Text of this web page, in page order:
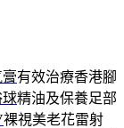
有效治療香港腳
球精油及保養足部
裸視美老花雷射